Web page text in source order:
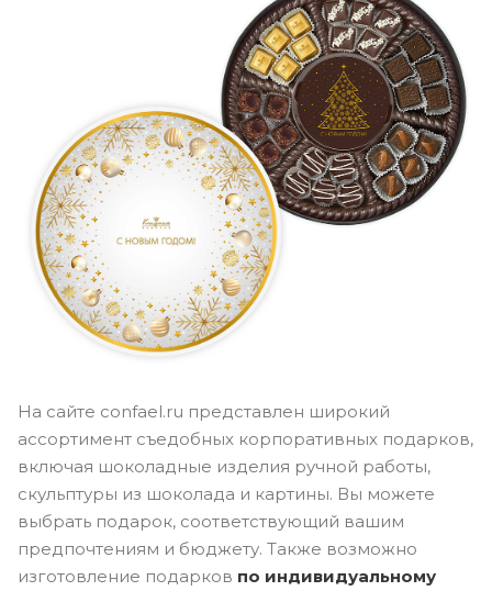
На сайте confael.ru представлен широкий
ассортимент съедобных корпоративных подарков,
включая шоколадные изделия ручной работы,
скульптуры из шоколада и картины. Вы можете
выбрать подарок, соответствующий вашим
предпочтениям и бюджету. Также возможно
изготовление подарков по индивидуальному